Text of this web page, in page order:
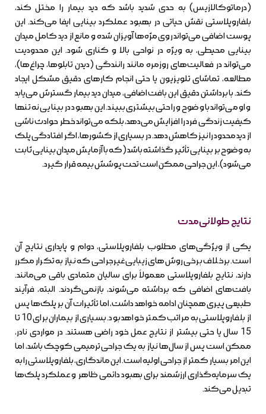
(درماتوکالازیس) به حدی شدید باشد که دید بیمار را مختل کند،
بلفاروپلاستی نقش حیاتی در بهبود عملکرد بینایی ایفا می‌کند. این
پوست اضافی می‌تواند روی مژه‌ها آویزان شده و مانع از دید کامل میدان
بینایی محیطی، به ویژه در نواحی بالا و کناری شود. این محدودیت
می‌تواند در فعالیت‌های روزمره مانند رانندگی (دیدن تابلوها، چراغ‌ها)،
مطالعه، تماشای تلویزیون یا حتی انجام کارهای دقیق مشکل ایجاد
کند. با برداشتن دقیق این بافت اضافی، میدان دید بیمار گسترش می‌یابد
و او می‌تواند با وضوح و راحتی بیشتری ببیند. این بهبود در بینایی نه تنها
کیفیت زندگی فرد را افزایش می‌دهد، بلکه می‌تواند خطر حوادث ناشی
از دید محدود را نیز کاهش دهد. در بسیاری از کشورها، اگر افتادگی پلک
به وضوح بر بینایی تأثیر گذاشته باشد (که با آزمایش میدان بینایی ثابت
می‌شود)، این جراحی ممکن است تحت پوشش بیمه قرار گیرد.
نتایج طولانی‌مدت
یکی از ویژگی‌های مطلوب بلفاروپلاستی، دوام و پایداری نتایج آن
است. برخلاف برخی روش‌های زیبایی غیرجراحی که نیاز به تکرار مکرر
دارند، نتایج بلفاروپلاستی معمولاً برای سالیان متمادی باقی می‌مانند.
بافت‌های اضافی که برداشته می‌شوند، بازنمی‌گردند. البته، فرآیند
طبیعی پیری همچنان ادامه خواهد داشت، اما تأثیرات آن بر پلک‌ها پس
از بلفاروپلاستی به مراتب کمتر خواهد بود. بسیاری از بیماران برای 10 تا
15 سال یا حتی بیشتر از نتایج عمل خود راضی هستند. در مواردی نادر،
ممکن است پس از سال‌ها نیاز به یک جراحی ترمیمی کوچک باشد، اما
این امر بسیار کمتر از جراحی اولیه است. این ماندگاری، بلفاروپلاستی را به
یک سرمایه‌گذاری ارزشمند برای بهبود دائمی ظاهر و عملکرد پلک‌ها
تبدیل می‌کند.